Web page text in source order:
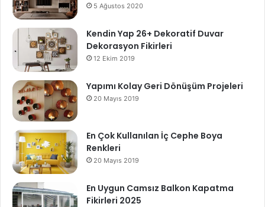
5 Ağustos 2020
Kendin Yap 26+ Dekoratif Duvar
Dekorasyon Fikirleri
12 Ekim 2019
Yapımı Kolay Geri Dönüşüm Projeleri
20 Mayıs 2019
En Çok Kullanılan İç Cephe Boya
Renkleri
20 Mayıs 2019
En Uygun Camsız Balkon Kapatma
Fikirleri 2025